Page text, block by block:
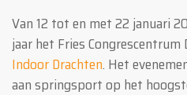
Van 12 tot en met 22 januari
jaar het Fries
Indoor Drachten. Het
aan springsport op het